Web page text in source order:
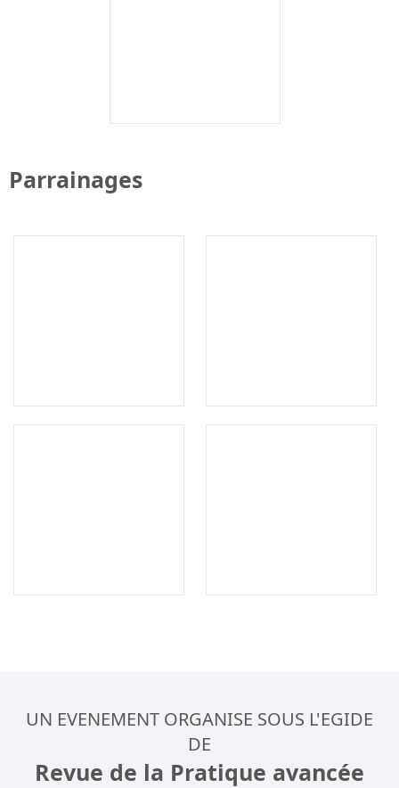
Parrainages
UN EVENEMENT ORGANISE SOUS L'EGIDE
DE
Revue de la Pratique avancée